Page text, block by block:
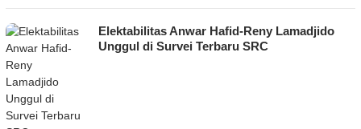
Elektabilitas Anwar Hafid-Reny Lamadjido
Unggul di Survei Terbaru SRC